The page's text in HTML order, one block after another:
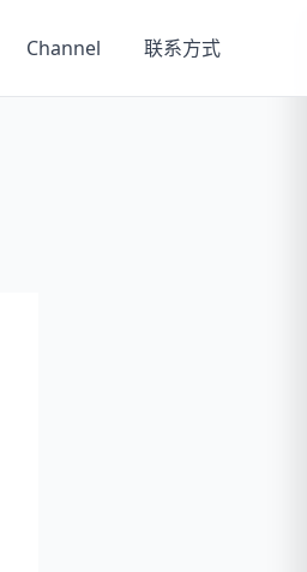
Channel 联系方式